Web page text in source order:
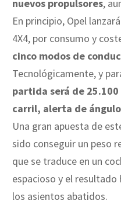
nuevos propulsores,
En principio, Opel
4X4, por consumo y
cinco modos de
Tecnológicamente, y
partida será de 25.100
carril, alerta de
Una gran apuesta de
sido conseguir un peso
que se traduce en un
espacioso y el resultado
los asientos abatidos.